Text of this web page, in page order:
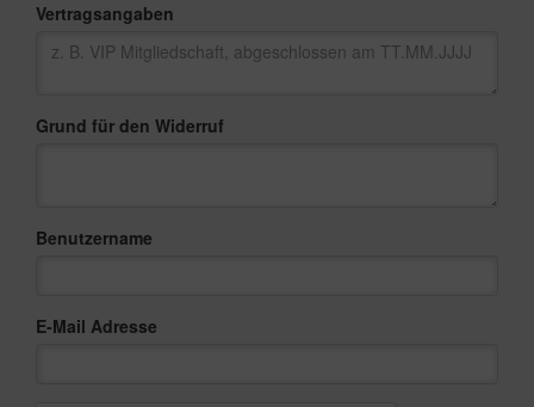
Vertragsangaben
Grund für den Widerruf
Benutzername
E-Mail Adresse